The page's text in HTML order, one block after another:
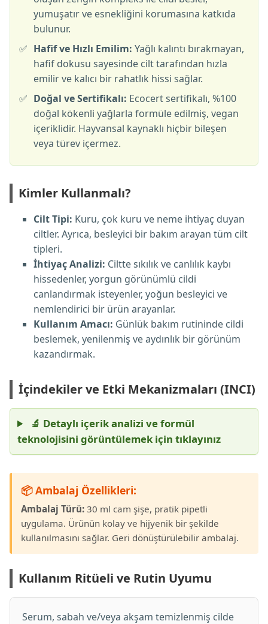
yumuşatır ve esnekliğini korumasına katkıda
bulunur.
✅ Hafif ve Hızlı Emilim: Yağlı kalıntı bırakmayan,
hafif dokusu sayesinde cilt tarafından hızla
emilir ve kalıcı bir rahatlık hissi sağlar.
✅ Doğal ve Sertifikalı: Ecocert sertifikalı, %100
doğal kökenli yağlarla formüle edilmiş, vegan
içeriklidir. Hayvansal kaynaklı hiçbir bileşen
veya türev içermez.
Kimler Kullanmalı?
Cilt Tipi: Kuru, çok kuru ve neme ihtiyaç duyan
ciltler. Ayrıca, besleyici bir bakım arayan tüm cilt
tipleri.
İhtiyaç Analizi: Ciltte sıkılık ve canlılık kaybı
hissedenler, yorgun görünümlü cildi
canlandırmak isteyenler, yoğun besleyici ve
nemlendirici bir ürün arayanlar.
Kullanım Amacı: Günlük bakım rutininde cildi
beslemek, yenilenmiş ve aydınlık bir görünüm
kazandırmak.
İçindekiler ve Etki Mekanizmaları (INCI)
🔬 Detaylı içerik analizi ve formül
teknolojisini görüntülemek için tıklayınız
📦 Ambalaj Özellikleri:
Ambalaj Türü: 30 ml cam şişe, pratik pipetli
uygulama. Ürünün kolay ve hijyenik bir şekilde
kullanılmasını sağlar. Geri dönüştürülebilir ambalaj.
Kullanım Ritüeli ve Rutin Uyumu
Serum, sabah ve/veya akşam temizlenmiş cilde